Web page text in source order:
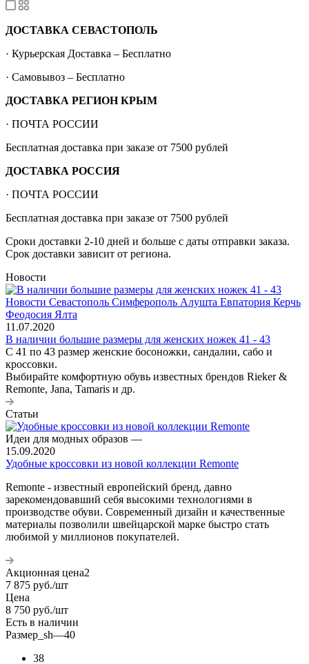
ДОСТАВКА СЕВАСТОПОЛЬ
· Курьерская Доставка – Бесплатно
· Самовывоз – Бесплатно
ДОСТАВКА РЕГИОН КРЫМ
· ПОЧТА РОССИИ
Бесплатная доставка при заказе от 7500 рублей
ДОСТАВКА РОССИЯ
· ПОЧТА РОССИИ
Бесплатная доставка при заказе от 7500 рублей
Сроки доставки 2-10 дней и больше с даты отправки заказа.
Срок доставки зависит от региона.
Новости
11.07.2020
В наличии большие размеры для женских ножек 41 - 43
С 41 по 43 размер женские босоножки, сандалии, сабо и
кроссовки.
Выбирайте комфортную обувь известных брендов Rieker &
Remonte, Jana, Tamaris и др.
Статьи
Идеи для модных образов —
15.09.2020
Удобные кроссовки из новой коллекции Remonte
Remonte - известный европейский бренд, давно
зарекомендовавший себя высокими технологиями в
производстве обуви. Современный дизайн и качественные
материалы позволили швейцарской марке быстро стать
любимой у миллионов покупателей.
Акционная цена2
7 875 руб./шт
Цена
8 750 руб./шт
Есть в наличии
Размер_sh—40
38